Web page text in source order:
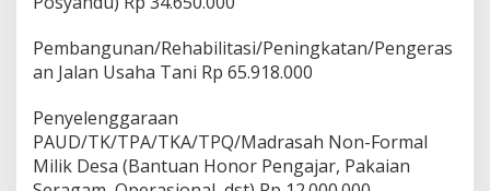
Pembangunan/Rehabilitasi/Peningkatan/Pengeras
an Jalan Usaha Tani Rp 65.918.000
Penyelenggaraan
PAUD/TK/TPA/TKA/TPQ/Madrasah Non-Formal
Milik Desa (Bantuan Honor Pengajar, Pakaian